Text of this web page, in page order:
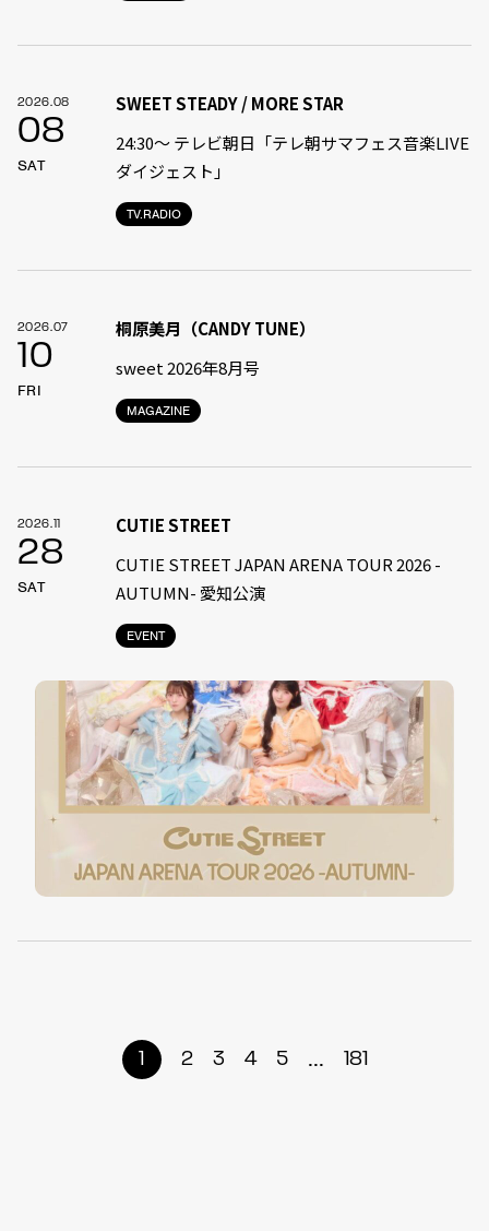
2026.08
08
SAT
TV.RADIO
SWEET STEADY / MORE STAR
24:30〜 テレビ朝日「テレ朝サマフェス音楽LIVE
ダイジェスト」
2026.07
10
FRI
MAGAZINE
桐原美月（CANDY TUNE）
sweet 2026年8月号
2026.11
28
SAT
EVENT
CUTIE STREET
CUTIE STREET JAPAN ARENA TOUR 2026 -
AUTUMN- 愛知公演
1 2 3 4 5 ... 181